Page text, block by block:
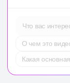
Что вас
О чем это
Какая